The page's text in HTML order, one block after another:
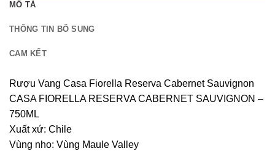
MÔ TẢ
THÔNG TIN BỔ SUNG
CAM KẾT
Rượu Vang Casa Fiorella Reserva Cabernet Sauvignon
CASA FIORELLA RESERVA CABERNET SAUVIGNON –
750ML
Xuất xứ: Chile
Vùng nho: Vùng Maule Valley